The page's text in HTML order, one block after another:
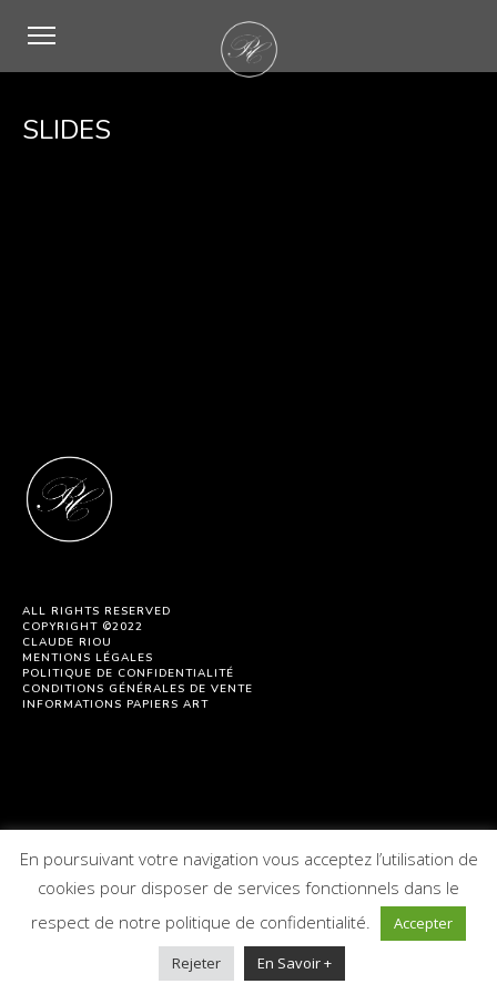
SLIDES
ALL RIGHTS RESERVED
COPYRIGHT ©2022
CLAUDE RIOU
MENTIONS LÉGALES
POLITIQUE DE CONFIDENTIALITÉ
CONDITIONS GÉNÉRALES DE VENTE
INFORMATIONS PAPIERS ART
En poursuivant votre navigation vous acceptez l’utilisation de
cookies pour disposer de services fonctionnels dans le
respect de notre politique de confidentialité.
Accepter
Rejeter
En Savoir +